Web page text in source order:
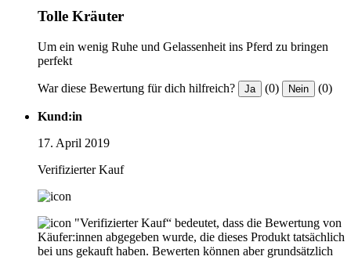
Tolle Kräuter
Um ein wenig Ruhe und Gelassenheit ins Pferd zu bringen
perfekt
War diese Bewertung für dich hilfreich? Ja (0) Nein (0)
Kund:in
17. April 2019
Verifizierter Kauf
"Verifizierter Kauf“ bedeutet, dass die Bewertung von
Käufer:innen abgegeben wurde, die dieses Produkt tatsächlich
bei uns gekauft haben. Bewerten können aber grundsätzlich